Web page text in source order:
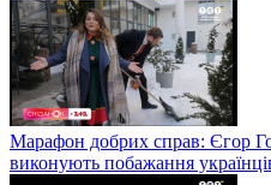
Марафон добрих справ: Єгор
виконують побажання